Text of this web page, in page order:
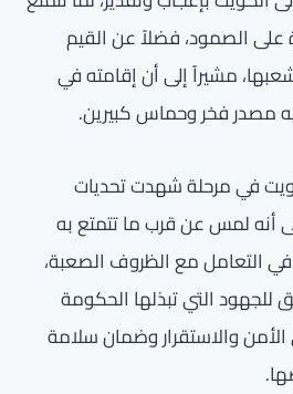
على الصمود، فضلاً عن القيم
مشيراً إلى أن إقامته في
مصدر فخر وحماس كبيرين.
في مرحلة شهدت تحديات
أنه لمس عن قرب ما تتمتع به
التعامل مع الظروف الصعبة،
للجهود التي تبذلها الحكومة
والاستقرار وضمان سلامة